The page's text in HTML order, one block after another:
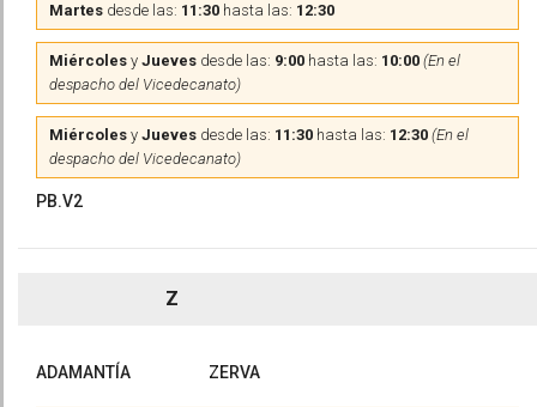
Martes desde las: 11:30 hasta las: 12:30
Miércoles y Jueves desde las: 9:00 hasta las: 10:00 (En el
despacho del Vicedecanato)
Miércoles y Jueves desde las: 11:30 hasta las: 12:30 (En el
despacho del Vicedecanato)
PB.V2
Z
ADAMANTÍA ZERVA